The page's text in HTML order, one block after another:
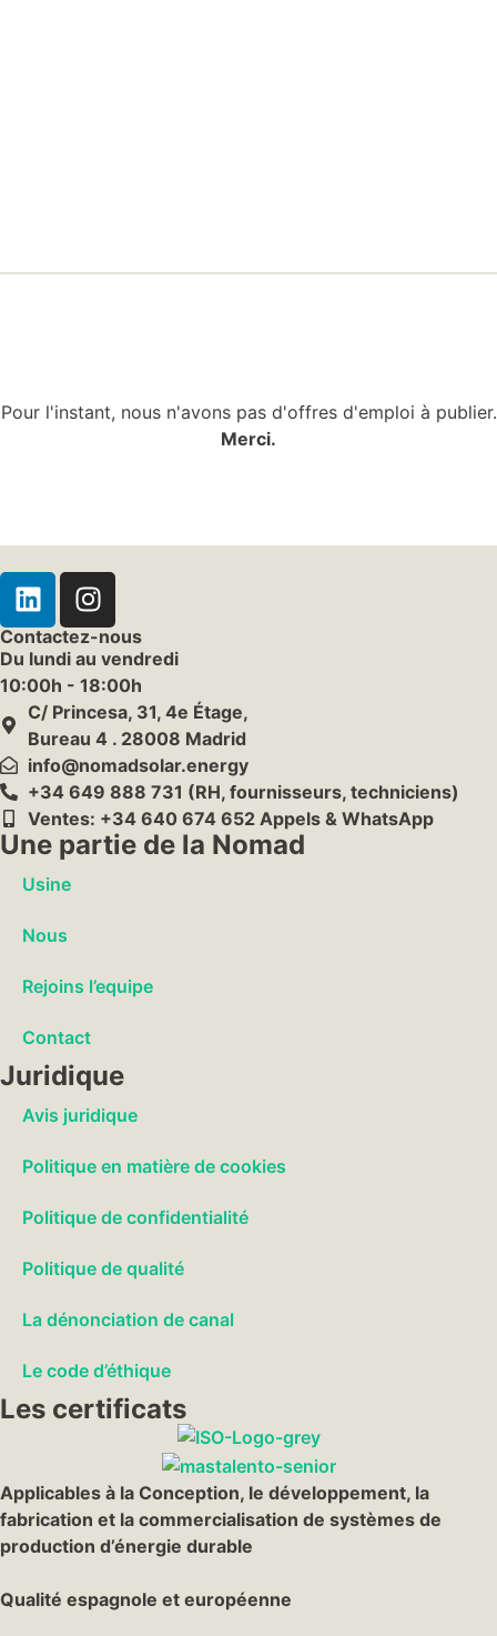
Pour l'instant, nous n'avons pas d'offres d'emploi à publier.
Merci.
Contactez-nous
Du lundi au vendredi
10:00h - 18:00h
C/ Princesa, 31, 4e Étage,
Bureau 4 . 28008 Madrid
info@nomadsolar.energy
+34 649 888 731 (RH, fournisseurs, techniciens)
Ventes: +34 640 674 652 Appels & WhatsApp
Une partie de la Nomad
Usine
Nous
Rejoins l’equipe
Contact
Juridique
Avis juridique
Politique en matière de cookies
Politique de confidentialité
Politique de qualité
La dénonciation de canal
Le code d’éthique
Les certificats
Applicables à la Conception, le développement, la
fabrication et la commercialisation de systèmes de
production d’énergie durable
Qualité espagnole et européenne